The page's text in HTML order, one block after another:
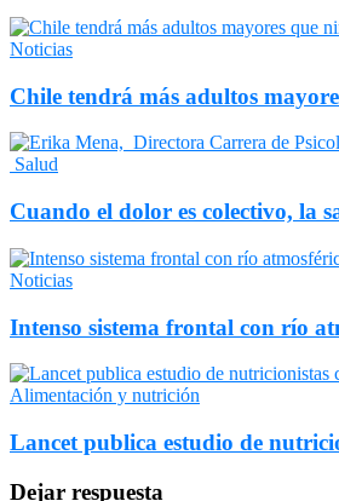
Noticias
Chile tendrá más adultos
Salud
Cuando el dolor es colectivo, la
Noticias
Intenso sistema frontal con río
Alimentación y nutrición
Lancet publica estudio de
Dejar respuesta